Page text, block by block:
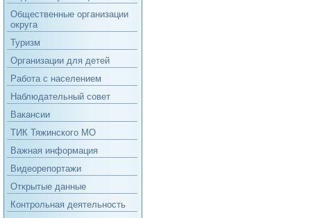
Общественные организации
округа
Туризм
Организации для детей
Работа с населением
Наблюдательный совет
Вакансии
ТИК Тяжинского МО
Важная информация
Видеорепортажи
Открытые данные
Контрольная деятельность